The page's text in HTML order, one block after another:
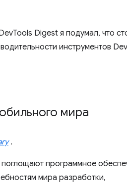
Digest я подумал, что
инструментов
мира
.
программное
мира разработки,